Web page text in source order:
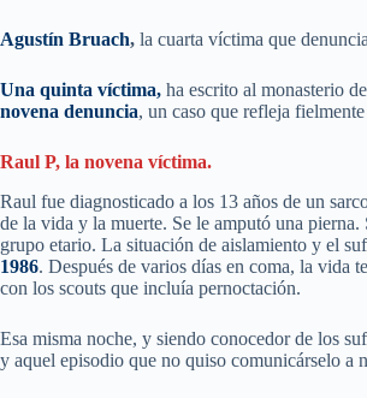
Agustín Bruach, la cuarta víctima que
Una quinta víctima, ha escrito al monasterio
novena denuncia, un caso que refleja
Raul P, la novena víctima.
Raul fue diagnosticado a los 13 años de un
de la vida y la muerte. Se le amputó una
grupo etario. La situación de aislamiento y el
1986. Después de varios días en coma, la vida
con los scouts que incluía pernoctación.
Esa misma noche, y siendo conocedor de los
y aquel episodio que no quiso comunicárselo a